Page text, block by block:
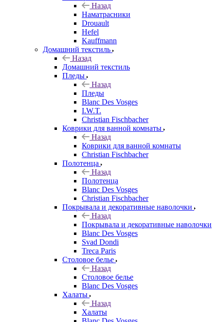
Назад
Наматрасники
Drouault
Hefel
Kauffmann
Домашний текстиль
Назад
Домашний текстиль
Пледы
Назад
Пледы
Blanc Des Vosges
I.W.T.
Christian Fischbacher
Коврики для ванной комнаты
Назад
Коврики для ванной комнаты
Christian Fischbacher
Полотенца
Назад
Полотенца
Blanc Des Vosges
Christian Fischbacher
Покрывала и декоративные наволочки
Назад
Покрывала и декоративные наволочки
Blanc Des Vosges
Svad Dondi
Treca Paris
Столовое белье
Назад
Столовое белье
Blanc Des Vosges
Халаты
Назад
Халаты